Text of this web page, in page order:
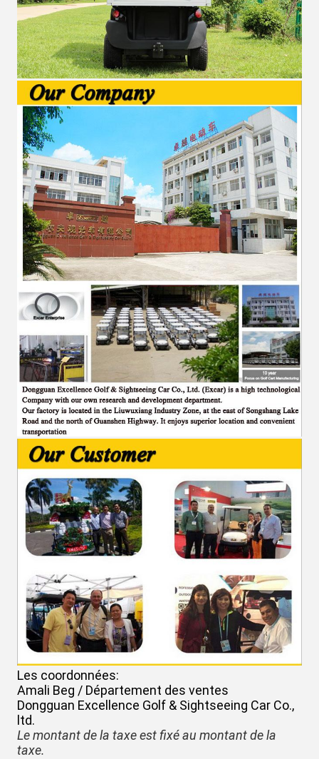
Les coordonnées:
Amali Beg / Département des ventes
Dongguan Excellence Golf & Sightseeing Car Co.,
ltd.
Le montant de la taxe est fixé au montant de la
taxe.